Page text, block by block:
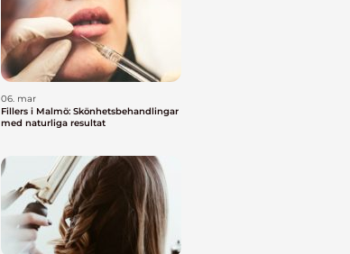
06. mar
Fillers i Malmö: Skönhetsbehandlingar
med naturliga resultat